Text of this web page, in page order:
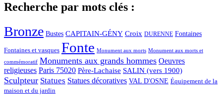
Recherche par mots clés :
Bronze Bustes CAPITAIN-GÉNY Croix DURENNE Fontaines
Fontaines et vasques Fonte Monument aux morts Monument aux morts et
commémoratif Monuments aux grands hommes Oeuvres
religieuses Paris 75020 Père-Lachaise SALIN (vers 1900)
Sculpteur Statues Statues décoratives VAL D'OSNE Équipement de la
maison et du jardin